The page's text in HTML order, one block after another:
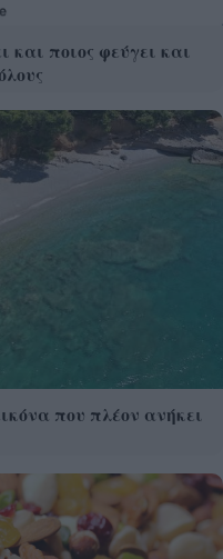
και ποιος φεύγει και
που πλέον ανήκει